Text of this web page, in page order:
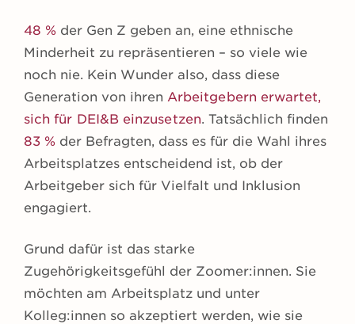
48 % der Gen Z geben an, eine ethnische
Minderheit zu repräsentieren – so viele wie
noch nie. Kein Wunder also, dass diese
Generation von ihren Arbeitgebern erwartet,
sich für DEI&B einzusetzen. Tatsächlich finden
83 % der Befragten, dass es für die Wahl ihres
Arbeitsplatzes entscheidend ist, ob der
Arbeitgeber sich für Vielfalt und Inklusion
engagiert.
Grund dafür ist das starke
Zugehörigkeitsgefühl der Zoomer:innen. Sie
möchten am Arbeitsplatz und unter
Kolleg:innen so akzeptiert werden, wie sie